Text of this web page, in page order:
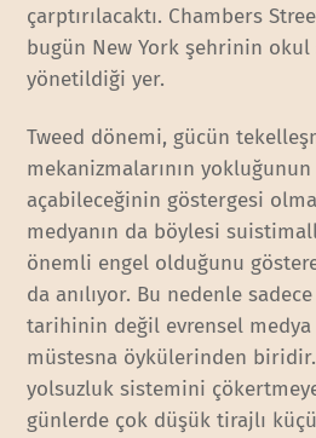
çarptırılacaktı. Chambers
bugün New York şehrinin
yönetildiği yer.
Tweed dönemi, gücün
mekanizmalarının
açabileceğinin göstergesi
medyanın da böylesi
önemli engel olduğunu
da anılıyor. Bu nedenle
tarihinin değil evrensel
müstesna öykülerinden
yolsuzluk sistemini
günlerde çok düşük tirajlı